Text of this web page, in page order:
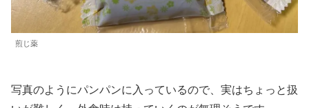
煎じ薬
写真のようにパンパンに入っているので、実はちょっと扱